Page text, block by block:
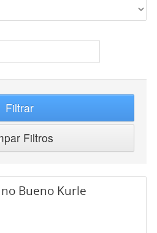
Filtrar
Filtros
Bueno Kurle